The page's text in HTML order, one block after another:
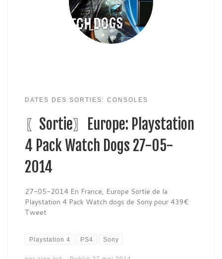
DATES DES SORTIES: CONSOLES
〖Sortie〗Europe: Playstation
4 Pack Watch Dogs 27-05-
2014
27-05-2014 En France, Europe Sortie de la
Playstation 4 Pack Watch dogs de Sony pour 439€
Tweet
Playstation 4 PS4 Sony